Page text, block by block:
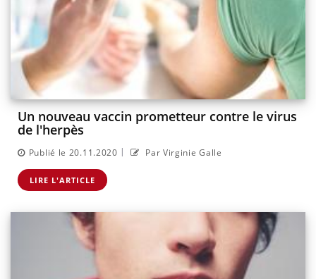
Un nouveau vaccin prometteur contre le virus
de l'herpès
Publié le 20.11.2020 | Par Virginie Galle
LIRE L'ARTICLE